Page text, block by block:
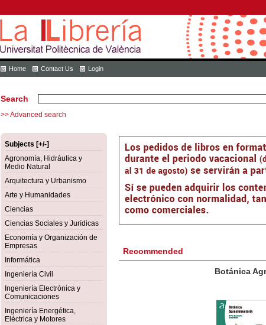
Home Contact Us Login
Search
>> Advanced search
Subjects [+/-]
Agronomía, Hidráulica y
Medio Natural
Arquitectura y Urbanismo
Arte y Humanidades
Ciencias
Ciencias Sociales y Jurídicas
Economía y Organización de
Empresas
Informática
Ingeniería Civil
Ingeniería Electrónica y
Comunicaciones
Ingeniería Energética,
Eléctrica y Motores
Recommended
Botánica Agroalimentaria